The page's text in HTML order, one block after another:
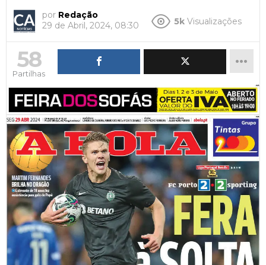
por Redação
29 de Abril, 2024, 08:30
5k Visualizações
58
Partilhas